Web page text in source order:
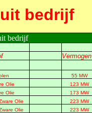
bedrijf
bedrijf
Vermogen
55 MW
Olie 123 MW
Olie 173 MW
Olie 223 MW
Olie 223 MW